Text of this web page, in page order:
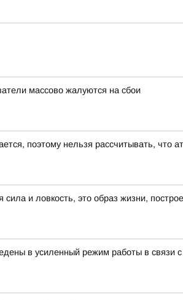
массово жалуются на сбои
поэтому нельзя рассчитывать, что
и ловкость, это образ жизни,
в усиленный режим работы в связи